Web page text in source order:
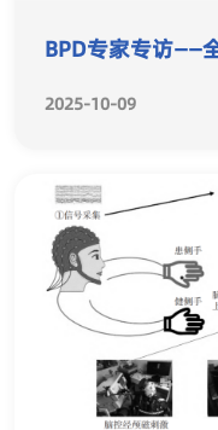
BPD专家专访——
2025-10-09